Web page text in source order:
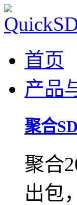
首页
产品
聚合
聚合
出包